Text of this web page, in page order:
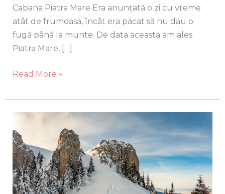
Cabana Piatra Mare Era anunțată o zi cu vreme
atât de frumoasă, încât era păcat să nu dau o
fugă până la munte. De data aceasta am ales
Piatra Mare, […]
Read More »
Iarna
pe
Piatra
Mare.
Treseu
prin